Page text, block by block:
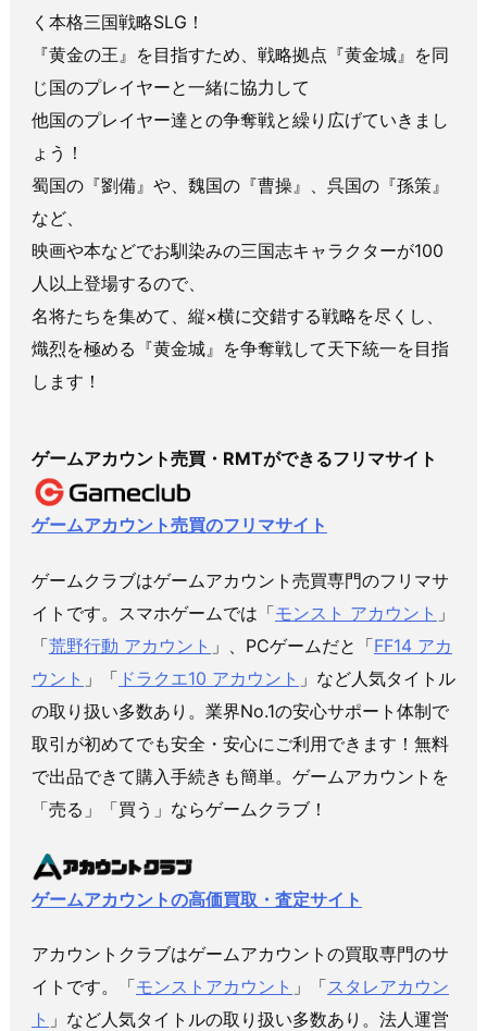
く本格三国戦略SLG！
『黄金の王』を目指すため、戦略拠点『黄金城』を同
じ国のプレイヤーと一緒に協力して
他国のプレイヤー達との争奪戦と繰り広げていきまし
ょう！
蜀国の『劉備』や、魏国の『曹操』、呉国の『孫策』
など、
映画や本などでお馴染みの三国志キャラクターが100
人以上登場するので、
名将たちを集めて、縦×横に交錯する戦略を尽くし、
熾烈を極める『黄金城』を争奪戦して天下統一を目指
します！
ゲームアカウント売買・RMTができるフリマサイト
ゲームアカウント売買のフリマサイト
ゲームクラブはゲームアカウント売買専門のフリマサ
イトです。スマホゲームでは「モンスト アカウント 」
「荒野行動 アカウント 」、PCゲームだと「FF14 アカ
ウント 」「 ドラクエ10 アカウント 」など人気タイトル
の取り扱い多数あり。業界No.1の安心サポート体制で
取引が初めてでも安全・安心にご利用できます！無料
で出品できて購入手続きも簡単。ゲームアカウントを
「売る」「買う」ならゲームクラブ！
ゲームアカウントの高価買取・査定サイト
アカウントクラブはゲームアカウントの買取専門のサ
イトです。「モンストアカウント 」「スタレアカウン
ト 」など人気タイトルの取り扱い多数あり。法人運営